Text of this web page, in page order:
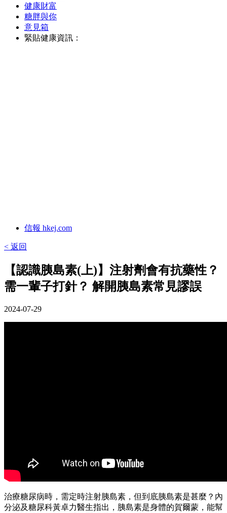
健康財富
糖胖與你
意見箱
緊貼健康資訊：
信報 hkej.com
< 返回
【認識胰島素(上)】注射劑會有抗藥性？
需一輩子打針？ 解開胰島素常見謬誤
2024-07-29
治療糖尿病時，需定時注射胰島素，但到底胰島素是甚麼？內
分泌及糖尿科黃卓力醫生指出，胰島素是身體的賀爾蒙，能幫